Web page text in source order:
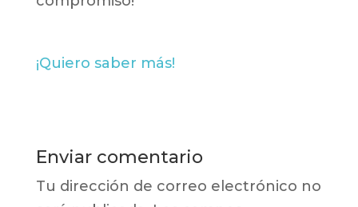
¡Quiero saber más!
Enviar comentario
Tu dirección de correo electrónico no